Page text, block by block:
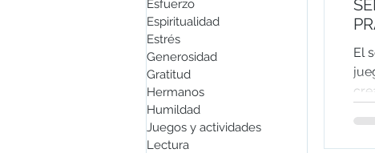
Esfuerzo
Espiritualidad
Estrés
Generosidad
Gratitud
Hermanos
Humildad
Juegos y actividades
Lectura
El